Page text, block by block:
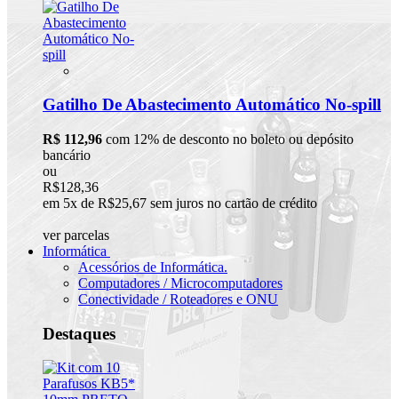
Gatilho De Abastecimento Automático No-spill
R$ 112,96 com 12% de desconto no boleto ou depósito
bancário
ou
R$128,36
em 5x de R$25,67 sem juros no cartão de crédito
ver parcelas
Informática
Acessórios de Informática.
Computadores / Microcomputadores
Conectividade / Roteadores e ONU
Destaques